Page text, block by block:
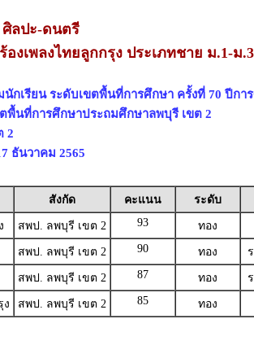
ลปะ-ดนตรี
งเพลงไทยลูกกรุง ประเภทชาย ม.1-ม.3
กเรียน ระดับเขตพื้นที่การศึกษา ครั้งที่ 70 ปีกา
พื้นที่การศึกษาประถมศึกษาลพบุรี เขต 2
2
ธันวาคม 2565
สังกัด คะแนน ระดับ
สพป. ลพบุรี เขต 2 93 ทอง
สพป. ลพบุรี เขต 2 90 ทอง
สพป. ลพบุรี เขต 2 87 ทอง
ง สพป. ลพบุรี เขต 2 85 ทอง